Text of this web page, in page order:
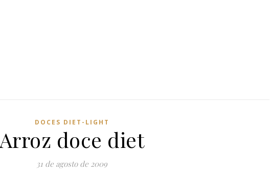
DOCES DIET-LIGHT
Arroz doce diet
31 de agosto de 2009